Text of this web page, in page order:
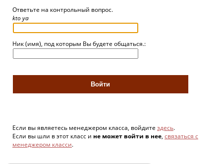
Ответьте на контрольный вопрос.
kto ya
Ник (имя), под которым Вы будете общаться.:
Если вы являетесь менеджером класса, войдите здесь.
Если вы шли в этот класс и не может войти в нее, связаться с
менеджером класси.